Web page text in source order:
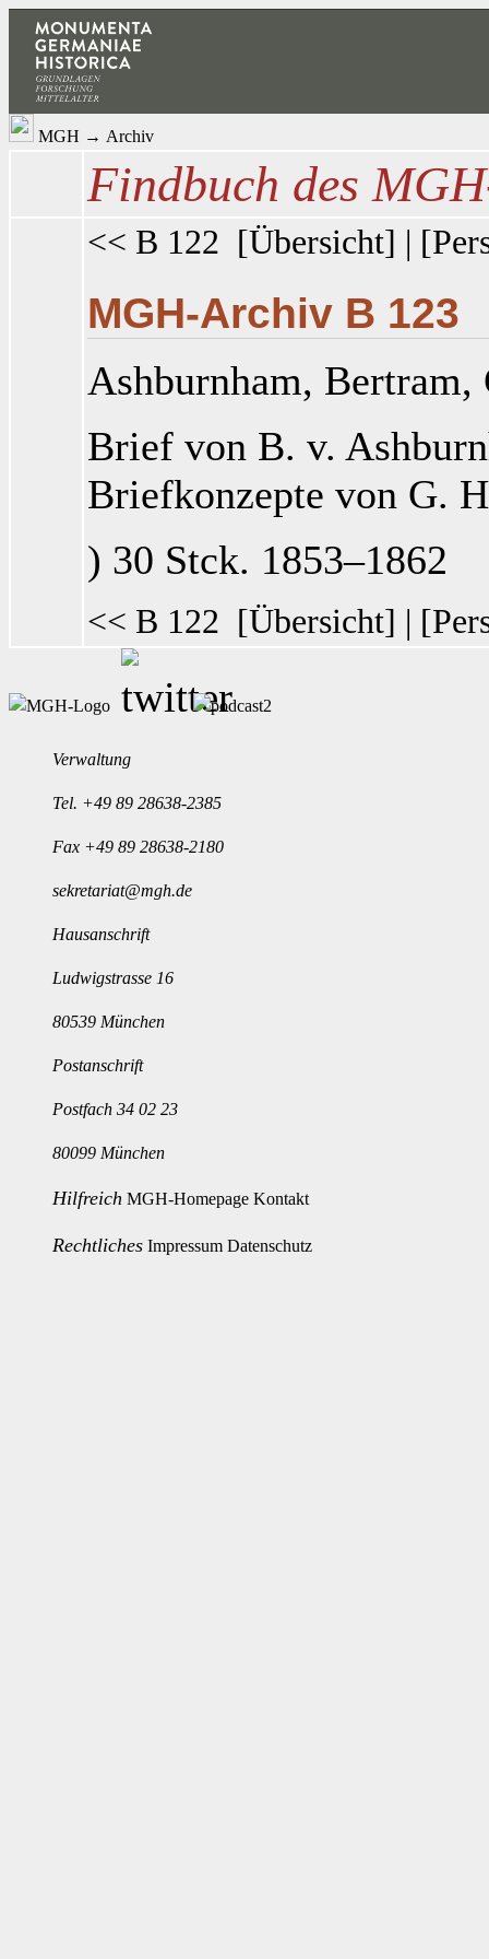
MGH → Archiv
Findbuch des
<< B 122 [Übersicht] | [
MGH-Archiv B 123
Ashburnham, Bertram,
Brief von B. v.
Briefkonzepte von G.
) 30 Stck. 1853–1862
<< B 122 [Übersicht] | [
Verwaltung
Tel. +49 89 28638-2385
Fax +49 89 28638-2180
sekretariat@mgh.de
Hausanschrift
Ludwigstrasse 16
80539 München
Postanschrift
Postfach 34 02 23
80099 München
Hilfreich MGH-Homepage Kontakt
Rechtliches Impressum Datenschutz